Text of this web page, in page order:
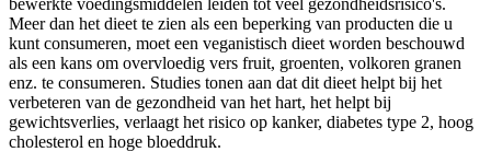
bewerkte voedingsmiddelen leiden tot veel gezondheidsrisico's.
Meer dan het dieet te zien als een beperking van producten die u
kunt consumeren, moet een veganistisch dieet worden beschouwd
als een kans om overvloedig vers fruit, groenten, volkoren granen
enz. te consumeren. Studies tonen aan dat dit dieet helpt bij het
verbeteren van de gezondheid van het hart, het helpt bij
gewichtsverlies, verlaagt het risico op kanker, diabetes type 2, hoog
cholesterol en hoge bloeddruk.